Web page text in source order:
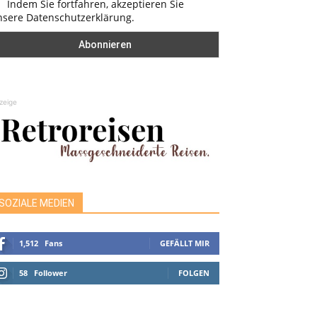
Indem Sie fortfahren, akzeptieren Sie
Datenschutzerklärung.
MEDIEN
1,512 Fans GEFÄLLT MIR
58 Follower FOLGEN